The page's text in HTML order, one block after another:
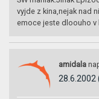
vyjde z kina,nejak nad
emoce jeste dloouho v
amidala
28.6.2002